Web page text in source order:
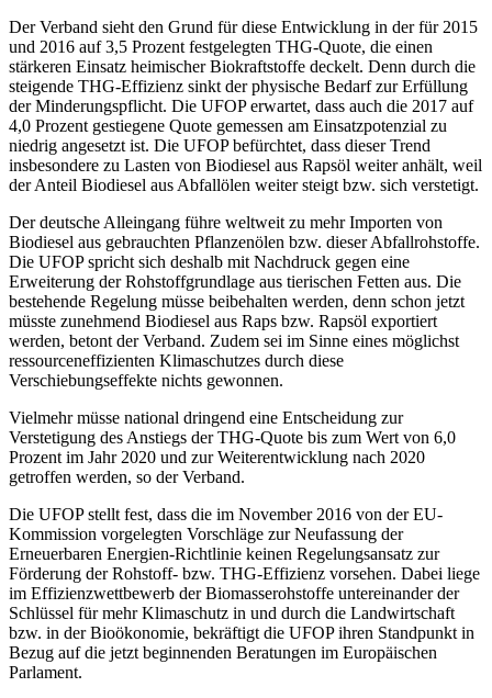
Der Verband sieht den Grund für diese Entwicklung in der für 2015
und 2016 auf 3,5 Prozent festgelegten THG-Quote, die einen
stärkeren Einsatz heimischer Biokraftstoffe deckelt. Denn durch die
steigende THG-Effizienz sinkt der physische Bedarf zur Erfüllung
der Minderungspflicht. Die UFOP erwartet, dass auch die 2017 auf
4,0 Prozent gestiegene Quote gemessen am Einsatzpotenzial zu
niedrig angesetzt ist. Die UFOP befürchtet, dass dieser Trend
insbesondere zu Lasten von Biodiesel aus Rapsöl weiter anhält, weil
der Anteil Biodiesel aus Abfallölen weiter steigt bzw. sich verstetigt.
Der deutsche Alleingang führe weltweit zu mehr Importen von
Biodiesel aus gebrauchten Pflanzenölen bzw. dieser Abfallrohstoffe.
Die UFOP spricht sich deshalb mit Nachdruck gegen eine
Erweiterung der Rohstoffgrundlage aus tierischen Fetten aus. Die
bestehende Regelung müsse beibehalten werden, denn schon jetzt
müsste zunehmend Biodiesel aus Raps bzw. Rapsöl exportiert
werden, betont der Verband. Zudem sei im Sinne eines möglichst
ressourceneffizienten Klimaschutzes durch diese
Verschiebungseffekte nichts gewonnen.
Vielmehr müsse national dringend eine Entscheidung zur
Verstetigung des Anstiegs der THG-Quote bis zum Wert von 6,0
Prozent im Jahr 2020 und zur Weiterentwicklung nach 2020
getroffen werden, so der Verband.
Die UFOP stellt fest, dass die im November 2016 von der EU-
Kommission vorgelegten Vorschläge zur Neufassung der
Erneuerbaren Energien-Richtlinie keinen Regelungsansatz zur
Förderung der Rohstoff- bzw. THG-Effizienz vorsehen. Dabei liege
im Effizienzwettbewerb der Biomasserohstoffe untereinander der
Schlüssel für mehr Klimaschutz in und durch die Landwirtschaft
bzw. in der Bioökonomie, bekräftigt die UFOP ihren Standpunkt in
Bezug auf die jetzt beginnenden Beratungen im Europäischen
Parlament.